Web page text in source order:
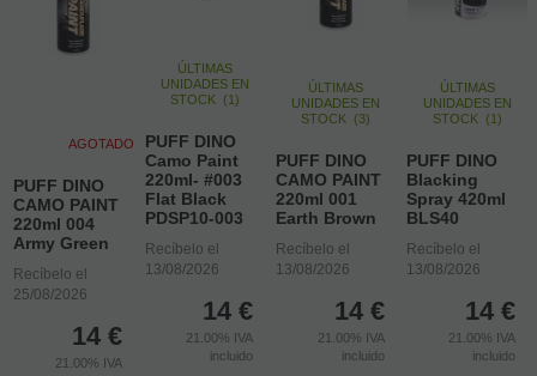
AGOTADO
PUFF DINO
CAMO PAINT
220ml 004
Army Green
Recíbelo el
25/08/2026
14 €
21.00% IVA
ÚLTIMAS
UNIDADES EN
STOCK (1)
PUFF DINO
Camo Paint
220ml- #003
Flat Black
PDSP10-003
Recíbelo el
13/08/2026
14 €
21.00% IVA
incluido
ÚLTIMAS
UNIDADES EN
STOCK (3)
PUFF DINO
CAMO PAINT
220ml 001
Earth Brown
Recíbelo el
13/08/2026
14 €
21.00% IVA
incluido
ÚLTIMAS
UNIDADES EN
STOCK (1)
PUFF DINO
Blacking
Spray 420ml
BLS40
Recíbelo el
13/08/2026
14 €
21.00% IVA
incluido